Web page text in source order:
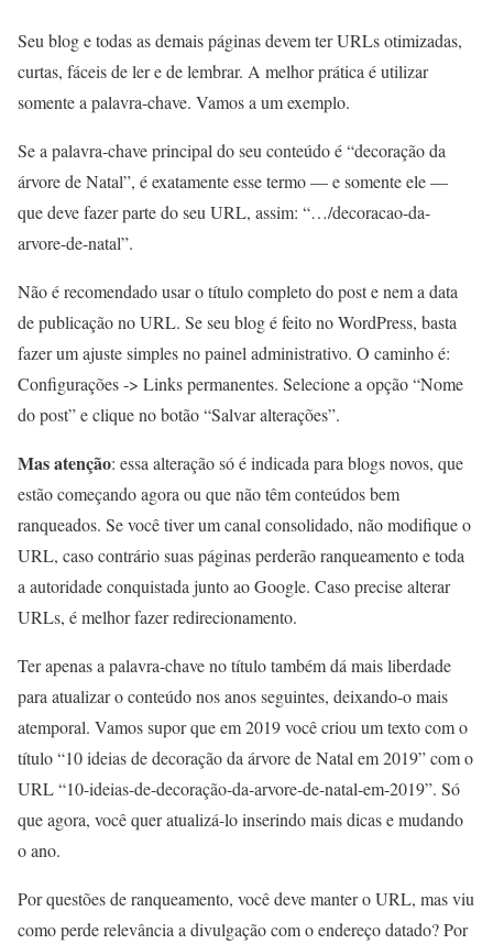
Seu blog e todas as demais páginas devem ter URLs otimizadas,
curtas, fáceis de ler e de lembrar. A melhor prática é utilizar
somente a palavra-chave. Vamos a um exemplo.
Se a palavra-chave principal do seu conteúdo é “decoração da
árvore de Natal”, é exatamente esse termo — e somente ele —
que deve fazer parte do seu URL, assim: “…/decoracao-da-
arvore-de-natal”.
Não é recomendado usar o título completo do post e nem a data
de publicação no URL. Se seu blog é feito no WordPress, basta
fazer um ajuste simples no painel administrativo. O caminho é:
Configurações -> Links permanentes. Selecione a opção “Nome
do post” e clique no botão “Salvar alterações”.
Mas atenção: essa alteração só é indicada para blogs novos, que
estão começando agora ou que não têm conteúdos bem
ranqueados. Se você tiver um canal consolidado, não modifique o
URL, caso contrário suas páginas perderão ranqueamento e toda
a autoridade conquistada junto ao Google. Caso precise alterar
URLs, é melhor fazer redirecionamento.
Ter apenas a palavra-chave no título também dá mais liberdade
para atualizar o conteúdo nos anos seguintes, deixando-o mais
atemporal. Vamos supor que em 2019 você criou um texto com o
título “10 ideias de decoração da árvore de Natal em 2019” com o
URL “10-ideias-de-decoração-da-arvore-de-natal-em-2019”. Só
que agora, você quer atualizá-lo inserindo mais dicas e mudando
o ano.
Por questões de ranqueamento, você deve manter o URL, mas viu
como perde relevância a divulgação com o endereço datado? Por